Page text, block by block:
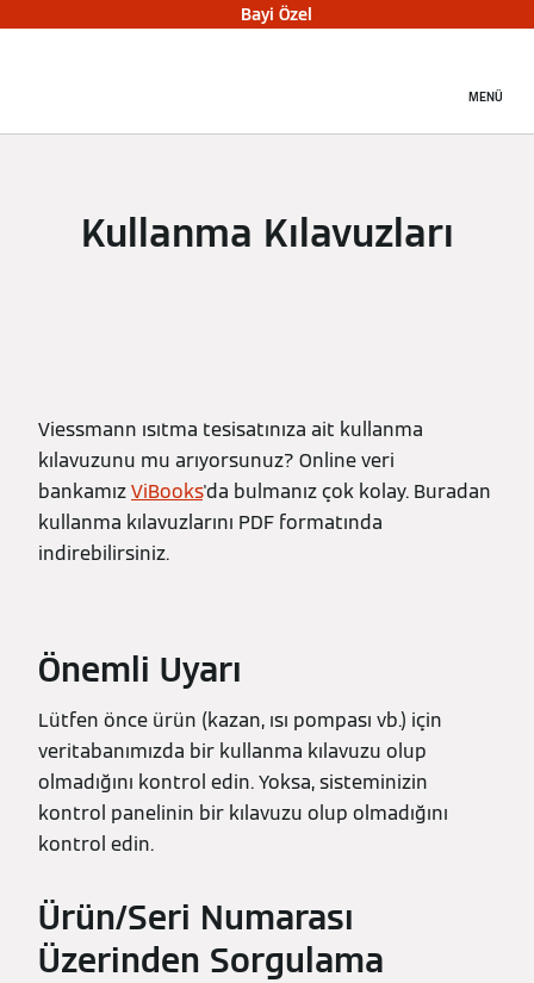
Bayi Özel
MENÜ
Kullanma Kılavuzları
Viessmann ısıtma tesisatınıza ait kullanma
kılavuzunu mu arıyorsunuz? Online veri
bankamızViBooks'da bulmanız çok kolay. Buradan
kullanma kılavuzlarını PDF formatında
indirebilirsiniz.
Önemli Uyarı
Lütfen önce ürün (kazan, ısı pompası vb.) için
veritabanımızda bir kullanma kılavuzu olup
olmadığını kontrol edin. Yoksa, sisteminizin
kontrol panelinin bir kılavuzu olup olmadığını
kontrol edin.
Ürün/Seri Numarası
Üzerinden Sorgulama